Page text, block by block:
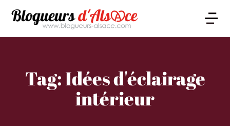
Tag: Idées d'éclairage
intérieur